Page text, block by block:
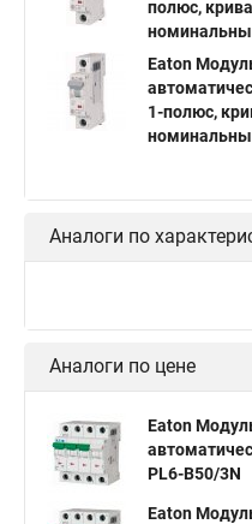
полюс,
Eaton
1-полюс,
Аналоги по
Аналоги по цене
Eaton
PL6-B50/3N
Eaton